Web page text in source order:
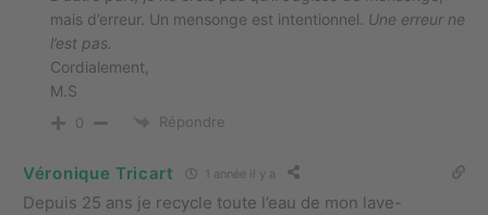
mais d’erreur. Un mensonge est intentionnel. Une erreur ne
l’est pas.
Cordialement,
M.S
0 Répondre
Véronique Tricart 1 année il y a
Depuis 25 ans je recycle toute l’eau de mon lave-